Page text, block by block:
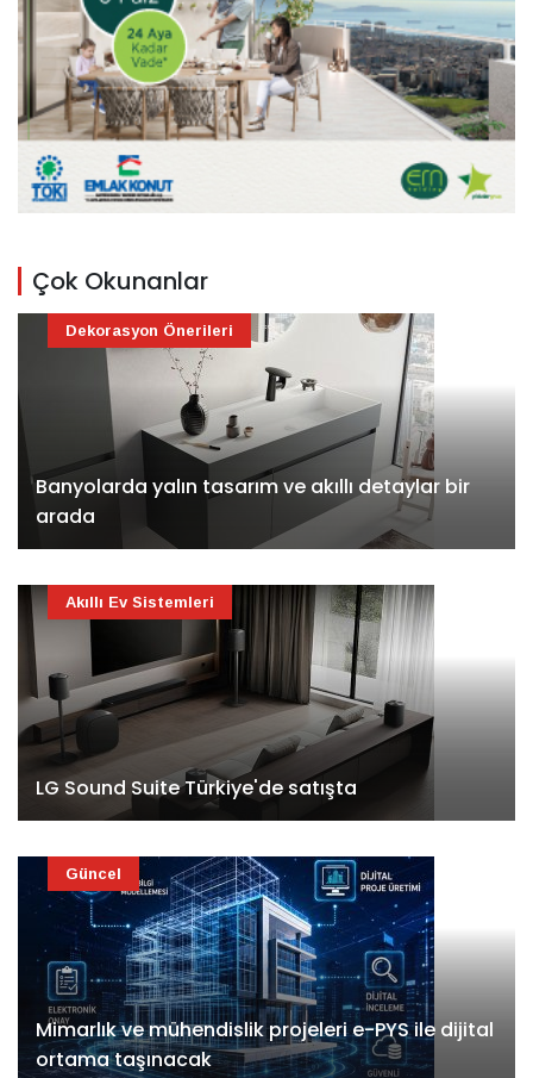
Çok Okunanlar
Banyolarda yalın tasarım ve akıllı detaylar bir
arada
Dekorasyon Önerileri
LG Sound Suite Türkiye'de satışta
Akıllı Ev Sistemleri
Mimarlık ve mühendislik projeleri e-PYS ile dijital
ortama taşınacak
Güncel